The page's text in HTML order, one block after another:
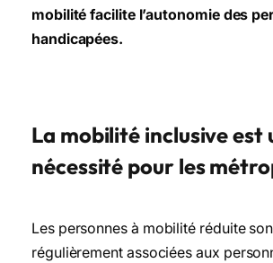
mobilité facilite l’autonomie des
handicapées.
La mobilité inclusive est
nécessité pour les
Les personnes à mobilité réduite
régulièrement associées aux